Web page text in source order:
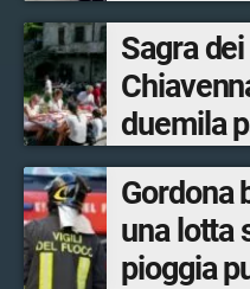
Sagra
duemila
il 5-6 e il
Gordona
una lotta
pioggia